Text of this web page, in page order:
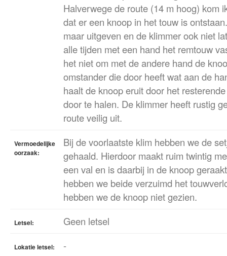
Halverwege de route (14 m hoog) kom
dat er een knoop in het touw is
maar uitgeven en de klimmer ook niet
alle tijden met een hand het remtouw
het niet om met de andere hand de
omstander die door heeft wat aan de
haalt de knoop eruit door het
door te halen. De klimmer heeft rustig
route veilig uit.
Vermoedelijke
oorzaak:
Bij de voorlaatste klim hebben we de
gehaald. Hierdoor maakt ruim twintig
een val en is daarbij in de knoop
hebben we beide verzuimd het
hebben we de knoop niet gezien.
Letsel: Geen letsel
Lokatie letsel: -